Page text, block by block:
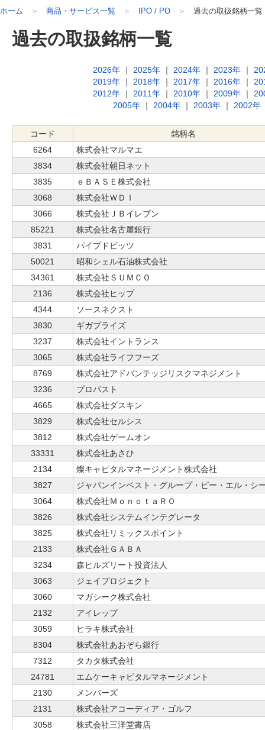
ホーム 商品・サービス一覧 IPO / PO 過去の取扱銘柄一覧
過去の取扱銘柄一覧
2026年 ｜ 2025年 ｜ 2024年 ｜ 2023年 ｜
2019年 ｜ 2018年 ｜ 2017年 ｜ 2016年 ｜
2012年 ｜ 2011年 ｜ 2010年 ｜ 2009年 ｜
2005年 ｜ 2004年 ｜ 2003年 ｜ 2002年
コード
銘柄名
6264
株式会社マルマエ
3834
株式会社朝日ネット
3835
ｅＢＡＳＥ株式会社
3068
株式会社ＷＤＩ
3066
株式会社ＪＢイレブン
85221
株式会社名古屋銀行
3831
パイプドビッツ
50021
昭和シェル石油株式会社
34361
株式会社ＳＵＭＣＯ
2136
株式会社ヒップ
4344
ソースネクスト
3830
ギガプライズ
3237
株式会社イントランス
3065
株式会社ライフフーズ
8769
株式会社アドバンテッジリスクマネジメント
3236
プロパスト
4665
株式会社ダスキン
3829
株式会社セルシス
3812
株式会社ゲームオン
33331
株式会社あさひ
2134
燦キャピタルマネージメント株式会社
3827
ジャパンインベスト・グループ・ピー・エル・シ
3064
株式会社ＭｏｎｏｔａＲＯ
3826
株式会社システムインテグレータ
3825
株式会社リミックスポイント
2133
株式会社ＧＡＢＡ
3234
森ヒルズリート投資法人
3063
ジェイプロジェクト
3060
マガシーク株式会社
2132
アイレップ
3059
ヒラキ株式会社
8304
株式会社あおぞら銀行
7312
タカタ株式会社
24781
エムケーキャピタルマネージメント
2130
メンバーズ
2131
株式会社アコーディア・ゴルフ
3058
株式会社三洋堂書店